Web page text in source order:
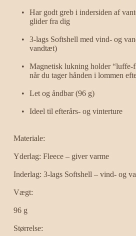
Har godt greb i indersiden af
glider fra dig
3-lags Softshell med vind- og
vandtæt)
Magnetisk lukning holder “luffe-
når du tager hånden i lommen
Let og åndbar (96 g)
Ideel til efterårs- og vinterture
Materiale:
Yderlag: Fleece – giver varme
Inderlag: 3-lags Softshell – vind- og
Vægt:
96 g
Størrelse: